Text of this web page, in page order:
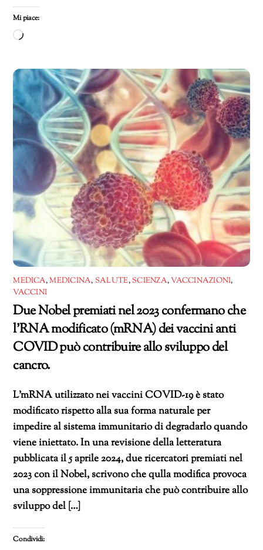
Mi piace:
Caricamento
corso…
MEDICA,MEDICINA, SALUTE,SCIENZA,VACCINAZIONI,
VACCINI
Due Nobel premiati nel 2023 confermano che
l’RNA modificato (mRNA) dei vaccini anti
COVID può contribuire allo sviluppo del
cancro.
L’mRNA utilizzato nei vaccini COVID-19 è stato
modificato rispetto alla sua forma naturale per
impedire al sistema immunitario di degradarlo quando
viene iniettato. In una revisione della letteratura
pubblicata il 5 aprile 2024, due ricercatori premiati nel
2023 con il Nobel, scrivono che qulla modifica provoca
una soppressione immunitaria che può contribuire allo
sviluppo del […]
Condividi: